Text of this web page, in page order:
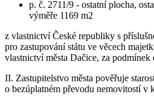
p. č. 2711/9 - ostatní plocha,
výměře 1169 m2
z vlastnictví České republiky s
pro zastupování státu ve věcech
vlastnictví města Dačice, za podmínek
II. Zastupitelstvo města pověřuje
o bezúplatném převodu nemovitostí v